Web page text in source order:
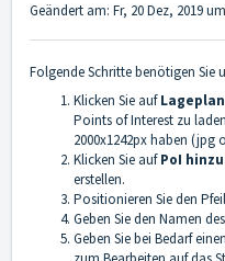
Geändert am: Fr, 20 Dez, 2019
Folgende Schritte benötigen Sie
Klicken Sie auf
Points of Interest zu
2000x1242px haben (jpg
Klicken Sie aufPoI
erstellen.
Positionieren Sie den
Geben Sie den Namen
Geben Sie bei Bedarf